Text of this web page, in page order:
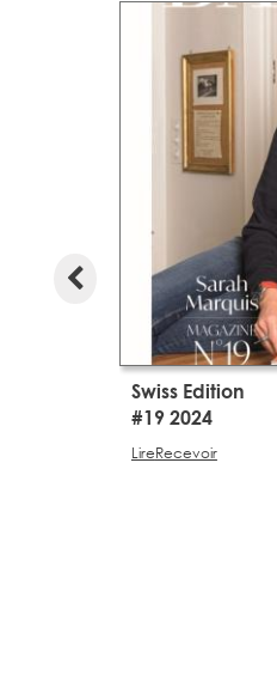
Swiss Edition
#19 2024
LireRecevoir